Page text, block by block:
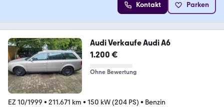
Kontakt Parken
Audi Verkaufe Audi A6
1.200 €
Ohne Bewertung
EZ 10/1999 • 211.671 km • 150 kW (204 PS) • Benzin